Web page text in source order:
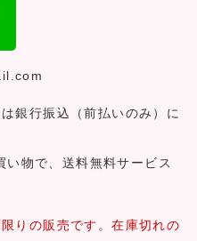
銀行振込（前払いのみ）に
物で、送料無料サービス
りの販売です。在庫切れの